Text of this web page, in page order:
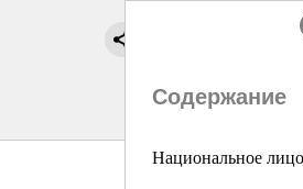
Содержание
Национальное лицо